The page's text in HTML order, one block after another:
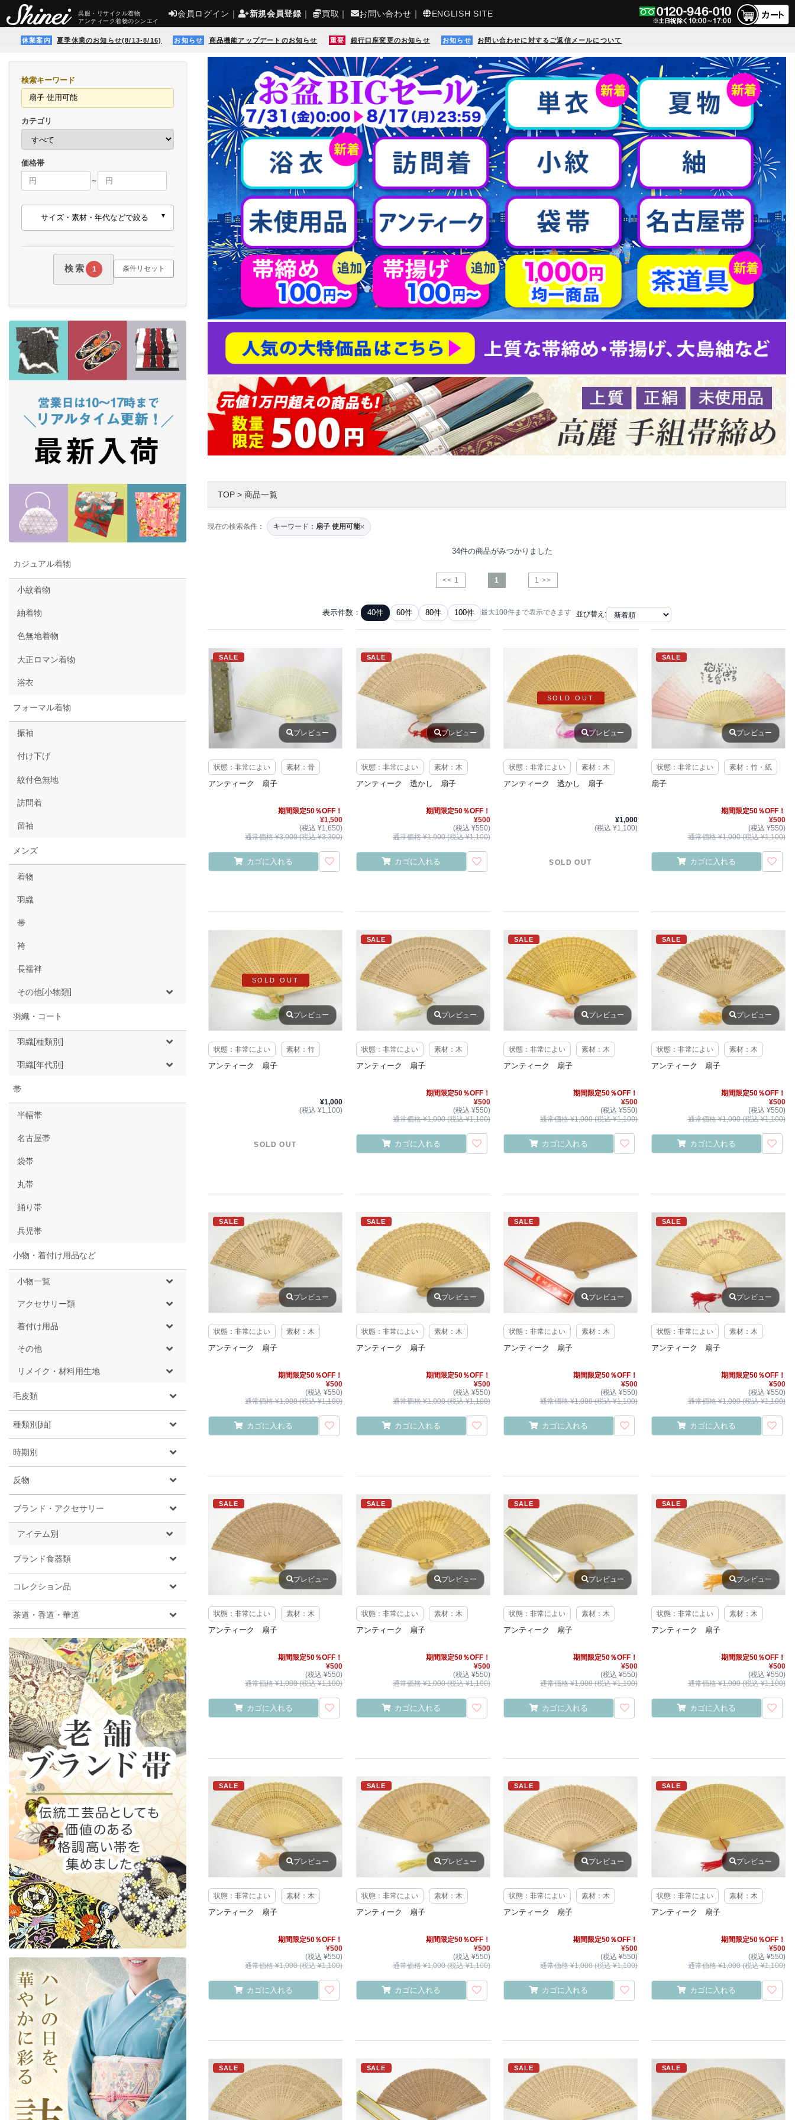
呉服・リサイクル着物
アンティーク着物のシンエイ
会員ログイン ｜ 新規会員登録 ｜ 買取 ｜ お問い合わせ ｜ ENGLISH SITE
休業案内 夏季休業のお知らせ(8/13-8/16) お知らせ 商品機能アップデートのお知らせ 重要 銀行口座変更のお知らせ お知らせ お問い合わせに対するご返信メールについて
検索キーワード
カテゴリ
価格帯
～
サイズ・素材・年代などで絞る
検索 1 条件リセット
カジュアル着物
小紋着物
紬着物
色無地着物
大正ロマン着物
浴衣
フォーマル着物
振袖
付け下げ
紋付色無地
訪問着
留袖
メンズ
着物
羽織
帯
袴
長襦袢
その他[小物類]
羽織・コート
羽織[種類別]
羽織[年代別]
帯
半幅帯
名古屋帯
袋帯
丸帯
踊り帯
兵児帯
小物・着付け用品など
小物一覧
アクセサリー類
着付け用品
その他
リメイク・材料用生地
毛皮類
種類別[紬]
時期別
反物
ブランド・アクセサリー
アイテム別
ブランド食器類
コレクション品
茶道・香道・華道
TOP > 商品一覧
現在の検索条件： キーワード： 扇子 使用可能×
34件の商品がみつかりました
<< 1 1 1 >>
表示件数： 40件 60件 80件 100件 最大100件まで表示できます 並び替え:
SALE
プレビュー
状態：非常によい 素材：骨
アンティーク 扇子
期間限定50％OFF！
¥1,500
(税込 ¥1,650)
通常価格 ¥3,000 (税込 ¥3,300)
カゴに入れる
SALE
プレビュー
状態：非常によい 素材：木
アンティーク 透かし 扇子
期間限定50％OFF！
¥500
(税込 ¥550)
通常価格 ¥1,000 (税込 ¥1,100)
カゴに入れる
SOLD OUT
プレビュー
状態：非常によい 素材：木
アンティーク 透かし 扇子
¥1,000
(税込 ¥1,100)
SOLD OUT
SALE
プレビュー
状態：非常によい 素材：竹・紙
扇子
期間限定50％OFF！
¥500
(税込 ¥550)
通常価格 ¥1,000 (税込 ¥1,100)
カゴに入れる
SOLD OUT
プレビュー
状態：非常によい 素材：竹
アンティーク 扇子
¥1,000
(税込 ¥1,100)
SOLD OUT
SALE
プレビュー
状態：非常によい 素材：木
アンティーク 扇子
期間限定50％OFF！
¥500
(税込 ¥550)
通常価格 ¥1,000 (税込 ¥1,100)
カゴに入れる
SALE
プレビュー
状態：非常によい 素材：木
アンティーク 扇子
期間限定50％OFF！
¥500
(税込 ¥550)
通常価格 ¥1,000 (税込 ¥1,100)
カゴに入れる
SALE
プレビュー
状態：非常によい 素材：木
アンティーク 扇子
期間限定50％OFF！
¥500
(税込 ¥550)
通常価格 ¥1,000 (税込 ¥1,100)
カゴに入れる
SALE
プレビュー
状態：非常によい 素材：木
アンティーク 扇子
期間限定50％OFF！
¥500
(税込 ¥550)
通常価格 ¥1,000 (税込 ¥1,100)
カゴに入れる
SALE
プレビュー
状態：非常によい 素材：木
アンティーク 扇子
期間限定50％OFF！
¥500
(税込 ¥550)
通常価格 ¥1,000 (税込 ¥1,100)
カゴに入れる
SALE
プレビュー
状態：非常によい 素材：木
アンティーク 扇子
期間限定50％OFF！
¥500
(税込 ¥550)
通常価格 ¥1,000 (税込 ¥1,100)
カゴに入れる
SALE
プレビュー
状態：非常によい 素材：木
アンティーク 扇子
期間限定50％OFF！
¥500
(税込 ¥550)
通常価格 ¥1,000 (税込 ¥1,100)
カゴに入れる
SALE
プレビュー
状態：非常によい 素材：木
アンティーク 扇子
期間限定50％OFF！
¥500
(税込 ¥550)
通常価格 ¥1,000 (税込 ¥1,100)
カゴに入れる
SALE
プレビュー
状態：非常によい 素材：木
アンティーク 扇子
期間限定50％OFF！
¥500
(税込 ¥550)
通常価格 ¥1,000 (税込 ¥1,100)
カゴに入れる
SALE
プレビュー
状態：非常によい 素材：木
アンティーク 扇子
期間限定50％OFF！
¥500
(税込 ¥550)
通常価格 ¥1,000 (税込 ¥1,100)
カゴに入れる
SALE
プレビュー
状態：非常によい 素材：木
アンティーク 扇子
期間限定50％OFF！
¥500
(税込 ¥550)
通常価格 ¥1,000 (税込 ¥1,100)
カゴに入れる
SALE
プレビュー
状態：非常によい 素材：木
アンティーク 扇子
期間限定50％OFF！
¥500
(税込 ¥550)
通常価格 ¥1,000 (税込 ¥1,100)
カゴに入れる
SALE
プレビュー
状態：非常によい 素材：木
アンティーク 扇子
期間限定50％OFF！
¥500
(税込 ¥550)
通常価格 ¥1,000 (税込 ¥1,100)
カゴに入れる
SALE
プレビュー
状態：非常によい 素材：木
アンティーク 扇子
期間限定50％OFF！
¥500
(税込 ¥550)
通常価格 ¥1,000 (税込 ¥1,100)
カゴに入れる
SALE
プレビュー
状態：非常によい 素材：木
アンティーク 扇子
期間限定50％OFF！
¥500
(税込 ¥550)
通常価格 ¥1,000 (税込 ¥1,100)
カゴに入れる
SALE SALE SALE SALE